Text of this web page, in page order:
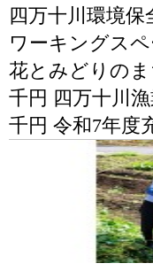
四万十川環境保
ワーキングスペ
花とみどりの
千円 四万十川
千円 令和7年度